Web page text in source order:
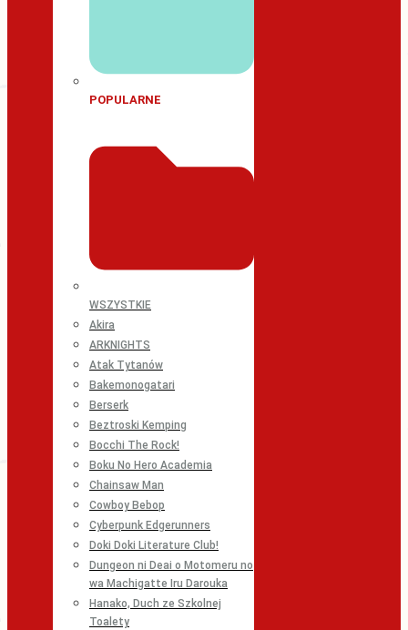
POPULARNE
WSZYSTKIE
Akira
ARKNIGHTS
Atak Tytanów
Bakemonogatari
Berserk
Beztroski Kemping
Bocchi The Rock!
Boku No Hero Academia
Chainsaw Man
Cowboy Bebop
Cyberpunk Edgerunners
Doki Doki Literature Club!
Dungeon ni Deai o Motomeru no
wa Machigatte Iru Darouka
Hanako, Duch ze Szkolnej
Toalety